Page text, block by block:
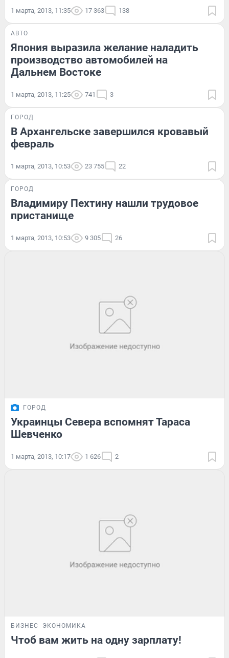
1 марта, 2013, 11:35 17 363 138
АВТО
Япония выразила желание наладить
производство автомобилей на
Дальнем Востоке
1 марта, 2013, 11:25 741 3
ГОРОД
В Архангельске завершился кровавый
февраль
1 марта, 2013, 10:53 23 755 22
ГОРОД
Владимиру Пехтину нашли трудовое
пристанище
1 марта, 2013, 10:53 9 305 26
ГОРОД
Украинцы Севера вспомнят Тараса
Шевченко
1 марта, 2013, 10:17 1 626 2
БИЗНЕС ЭКОНОМИКА
Чтоб вам жить на одну зарплату!